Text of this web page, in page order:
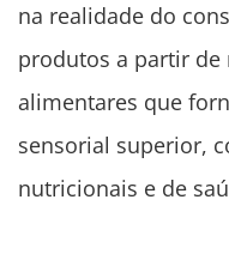
na realidade do
produtos a partir de
alimentares que
sensorial superior,
nutricionais e de